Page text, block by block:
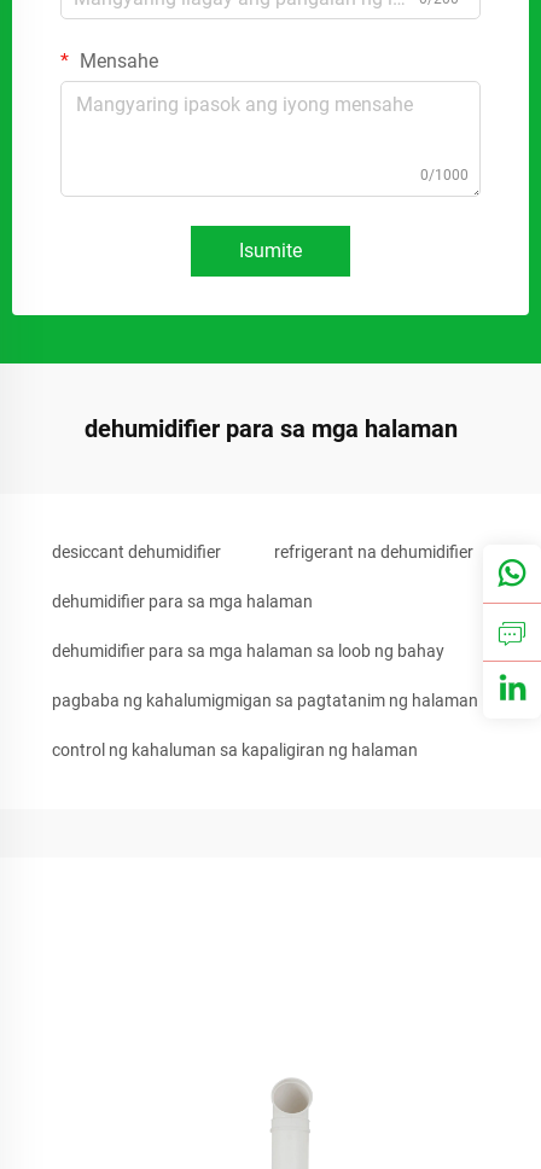
Mensahe
0/1000
Isumite
dehumidifier para sa mga halaman
desiccant dehumidifier refrigerant na dehumidifier
dehumidifier para sa mga halaman
dehumidifier para sa mga halaman sa loob ng bahay
pagbaba ng kahalumigmigan sa pagtatanim ng halaman
control ng kahaluman sa kapaligiran ng halaman